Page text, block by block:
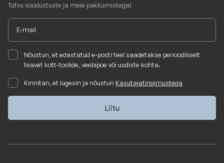
Tutvu soodustuste ja meie pakkumistega!
Nõustun, et edastatud e-posti teel saadetakse perioodiliselt
teavet kott-toolide, veebipoe või uudiste kohta.
Kinnitan, et lugesin ja nõustun Kasutajatingimustega